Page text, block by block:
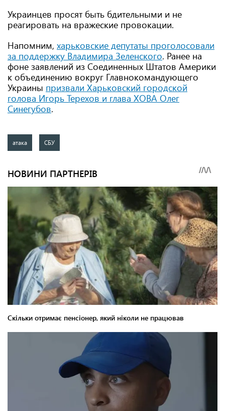
Украинцев просят быть бдительными и не
реагировать на вражеские провокации.
Напомним, харьковские депутаты проголосовали
за поддержку Владимира Зеленского. Ранее на
фоне заявлений из Соединенных Штатов Америки
к объединению вокруг Главнокомандующего
Украины призвали Харьковский городской
голова Игорь Терехов и глава ХОВА Олег
Синегубов.
атака СБУ